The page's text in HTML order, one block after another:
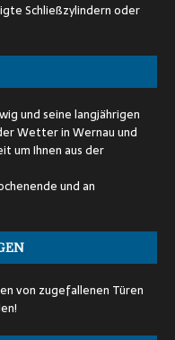
Schließzylindern oder
und seine langjährigen
Wetter in Wernau und
um Ihnen aus der
und an
von zugefallenen Türen